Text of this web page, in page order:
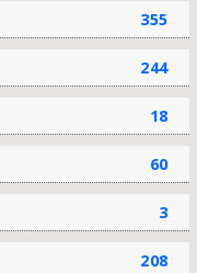
355
244
18
60
3
208